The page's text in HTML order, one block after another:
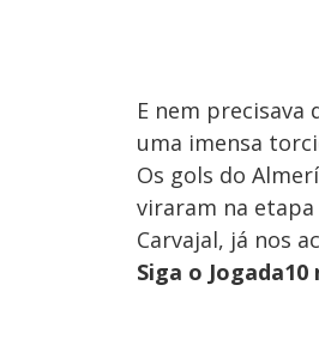
E nem precisava
uma imensa
Os gols do
viraram na
Carvajal, já nos
Siga o Jogada10